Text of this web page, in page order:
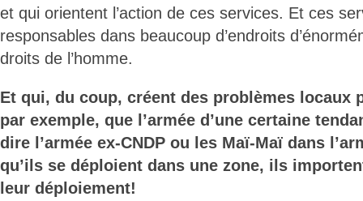
et qui orientent l’action de ces services. Et ces
responsables dans beaucoup d’endroits
droits de l’homme.
Et qui, du coup, créent des problèmes locaux
par exemple, que l’armée d’une certaine
dire l’armée ex-CNDP ou les Maï-Maï dans
qu’ils se déploient dans une zone, ils
leur déploiement!